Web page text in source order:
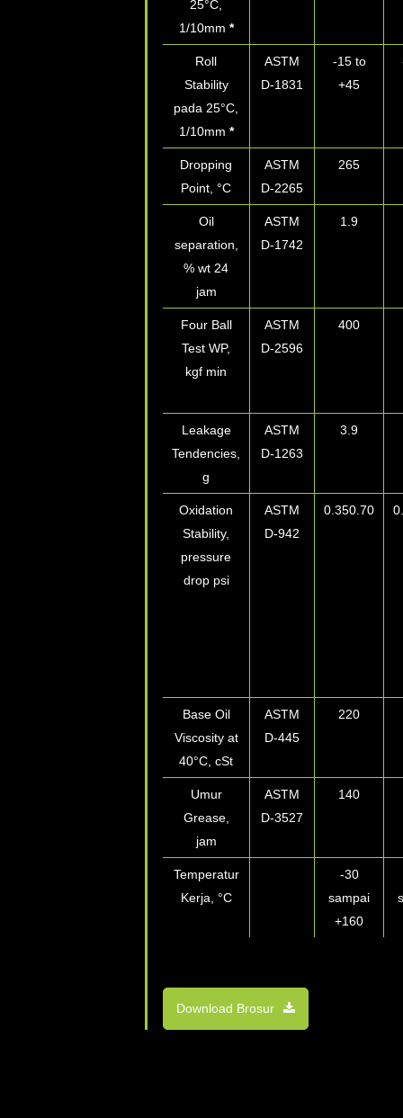
25°C,
1/10mm *
Roll
Stability
pada 25°C,
1/10mm *
ASTM
D-1831
-15 to
+45
Dropping
Point, °C
ASTM
D-2265
265
Oil
separation,
% wt 24
jam
ASTM
D-1742
1.9
Four Ball
Test WP,
kgf min
ASTM
D-2596
400
Leakage
Tendencies,
g
ASTM
D-1263
3.9
Oxidation
Stability,
pressure
drop psi
ASTM
D-942
0.350.70
Base Oil
Viscosity at
40°C, cSt
ASTM
D-445
220
Umur
Grease,
jam
ASTM
D-3527
140
Temperatur
Kerja, °C
-30
sampai
+160
Download Brosur